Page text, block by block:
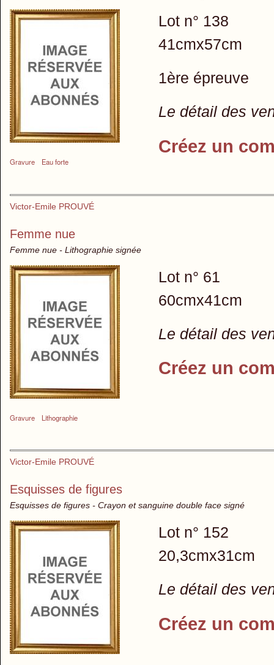
Gravure Eau forte
Lot n° 138
41cmx57cm
1ère épreuve
Le détail des
Créez un
Victor-Emile PROUVÉ
Femme nue
Femme nue - Lithographie signée
Gravure Lithographie
Lot n° 61
60cmx41cm
Le détail des
Créez un
Victor-Emile PROUVÉ
Esquisses de figures
Esquisses de figures - Crayon et sanguine double face signé
Lot n° 152
20,3cmx31cm
Le détail des
Créez un